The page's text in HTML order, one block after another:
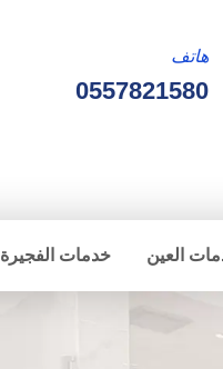
هاتف
0557821580
العين خدمات الفجيرة